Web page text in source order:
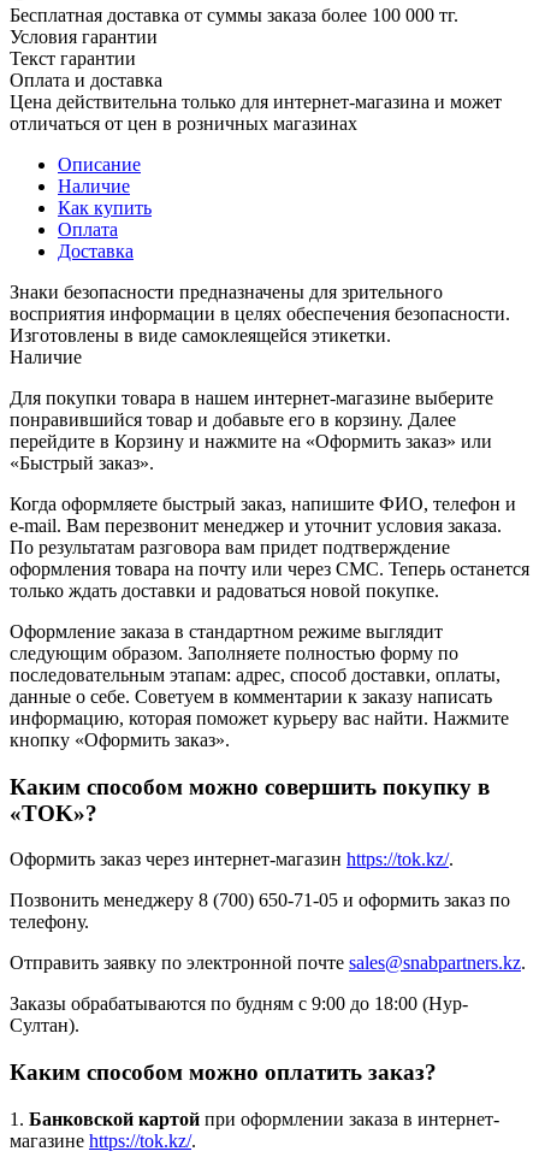
Бесплатная доставка от суммы заказа более 100 000 тг.
Условия гарантии
Текст гарантии
Оплата и доставка
Цена действительна только для интернет-магазина и может
отличаться от цен в розничных магазинах
Описание
Наличие
Как купить
Оплата
Доставка
Знаки безопасности предназначены для зрительного
восприятия информации в целях обеспечения безопасности.
Изготовлены в виде самоклеящейся этикетки.
Наличие
Для покупки товара в нашем интернет-магазине выберите
понравившийся товар и добавьте его в корзину. Далее
перейдите в Корзину и нажмите на «Оформить заказ» или
«Быстрый заказ».
Когда оформляете быстрый заказ, напишите ФИО, телефон и
e-mail. Вам перезвонит менеджер и уточнит условия заказа.
По результатам разговора вам придет подтверждение
оформления товара на почту или через СМС. Теперь останется
только ждать доставки и радоваться новой покупке.
Оформление заказа в стандартном режиме выглядит
следующим образом. Заполняете полностью форму по
последовательным этапам: адрес, способ доставки, оплаты,
данные о себе. Советуем в комментарии к заказу написать
информацию, которая поможет курьеру вас найти. Нажмите
кнопку «Оформить заказ».
Каким способом можно совершить покупку в
«TOK»?
Оформить заказ через интернет-магазин https://tok.kz/.
Позвонить менеджеру 8 (700) 650-71-05 и оформить заказ по
телефону.
Отправить заявку по электронной почте sales@snabpartners.kz.
Заказы обрабатываются по будням с 9:00 до 18:00 (Нур-
Султан).
Каким способом можно оплатить заказ?
1. Банковской картой при оформлении заказа в интернет-
магазине https://tok.kz/.